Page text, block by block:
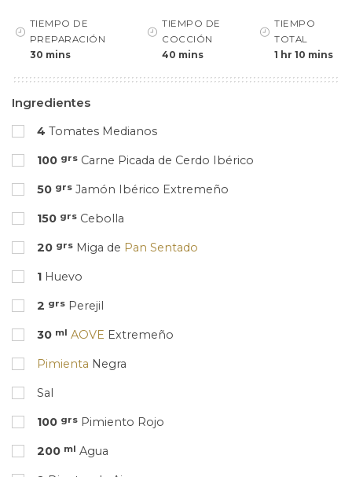
TIEMPO DE
PREPARACIÓN
30 mins
TIEMPO DE
COCCIÓN
40 mins
TIEMPO
TOTAL
1 hr 10 mins
Ingredientes
4 Tomates Medianos
100 grs Carne Picada de Cerdo Ibérico
50 grs Jamón Ibérico Extremeño
150 grs Cebolla
20 grs Miga de Pan Sentado
1 Huevo
2 grs Perejil
30 ml AOVE Extremeño
Pimienta Negra
Sal
100 grs Pimiento Rojo
200 ml Agua